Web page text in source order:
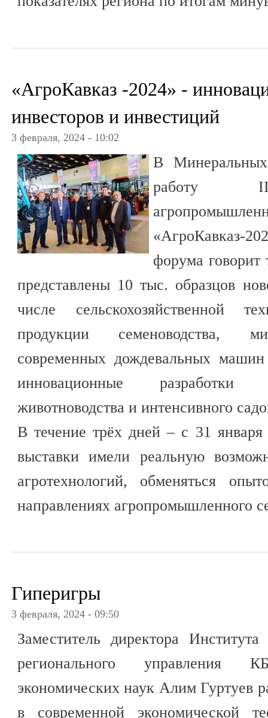
«АгроКавказ -2024» -
инвесторов и инвестиций
3 февраля, 2024 - 10:02
В
работу III
«АгроКавказ-
форума говорит
представлены 10 тыс. образцов
числе сельскохозяйственной
продукции семеноводства,
современных дождевальных
инновационные разработки
животноводства и интенсивного
В течение трёх дней – с 31
выставки имели реальную
агротехнологий, обменяться
направлениях агропромышленного
Гиперигры
3 февраля, 2024 - 09:50
Заместитель директора
регионального
экономических наук Алим Гуртуев
в современной экономической